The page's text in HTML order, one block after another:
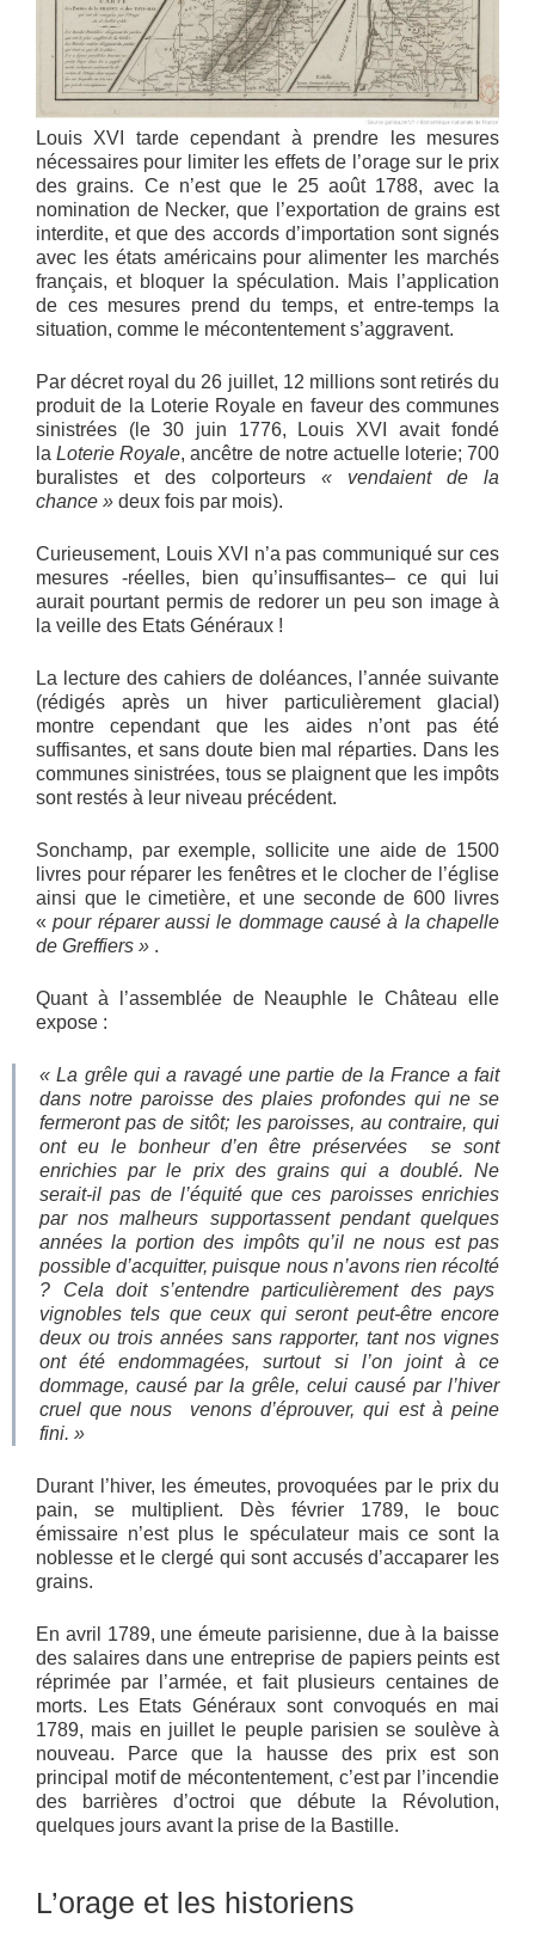
Louis XVI tarde cependant à prendre les mesures
nécessaires pour limiter les effets de l’orage sur le prix
des grains. Ce n’est que le 25 août 1788, avec la
nomination de Necker, que l’exportation de grains est
interdite, et que des accords d’importation sont signés
avec les états américains pour alimenter les marchés
français, et bloquer la spéculation. Mais l’application
de ces mesures prend du temps, et entre-temps la
situation, comme le mécontentement s’aggravent.
Par décret royal du 26 juillet, 12 millions sont retirés du
produit de la Loterie Royale en faveur des communes
sinistrées (le 30 juin 1776, Louis XVI avait fondé
laLoterie Royale, ancêtre de notre actuelle loterie; 700
buralistes et des colporteurs « vendaient de la
chance » deux fois par mois).
Curieusement, Louis XVI n’a pas communiqué sur ces
mesures -réelles, bien qu’insuffisantes– ce qui lui
aurait pourtant permis de redorer un peu son image à
la veille des Etats Généraux !
La lecture des cahiers de doléances, l’année suivante
(rédigés après un hiver particulièrement glacial)
montre cependant que les aides n’ont pas été
suffisantes, et sans doute bien mal réparties. Dans les
communes sinistrées, tous se plaignent que les impôts
sont restés à leur niveau précédent.
Sonchamp, par exemple, sollicite une aide de 1500
livres pour réparer les fenêtres et le clocher de l’église
ainsi que le cimetière, et une seconde de 600 livres
«pour réparer aussi le dommage causé à la chapelle
de Greffiers » .
Quant à l’assemblée de Neauphle le Château elle
expose :
«La grêle qui a ravagé une partie de la France a fait
dans notre paroisse des plaies profondes qui ne se
fermeront pas de sitôt; les paroisses, au contraire, qui
ont eu le bonheur d’en être préservées se sont
enrichies par le prix des grains qui a doublé. Ne
serait-il pas de l’équité que ces paroisses enrichies
par nos malheurs supportassent pendant quelques
années la portion des impôts qu’il ne nous est pas
possible d’acquitter, puisque nous n’avons rien récolté
? Cela doit s’entendre particulièrement des pays
vignobles tels que ceux qui seront peut-être encore
deux ou trois années sansrapporter, tant nos vignes
ont été endommagées, surtout si l’on joint à ce
dommage, causé par la grêle, celui causé par l’hiver
cruel que nous venons d’éprouver, qui est à peine
fini. »
Durant l’hiver, les émeutes, provoquées par le prix du
pain, se multiplient. Dès février 1789, le bouc
émissaire n’est plus le spéculateur mais ce sont la
noblesse et le clergé qui sont accusés d’accaparer les
grains.
En avril 1789, une émeute parisienne, due à la baisse
des salaires dans une entreprise de papiers peints est
réprimée par l’armée, et fait plusieurs centaines de
morts. Les Etats Généraux sont convoqués en mai
1789, mais en juillet le peuple parisien se soulève à
nouveau. Parce que la hausse des prix est son
principal motif de mécontentement, c’est par l’incendie
des barrières d’octroi que débute la Révolution,
quelques jours avant la prise de la Bastille.
L’orage et les historiens